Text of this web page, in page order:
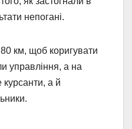
непогані.
км, щоб коригувати
управління, а на
а й